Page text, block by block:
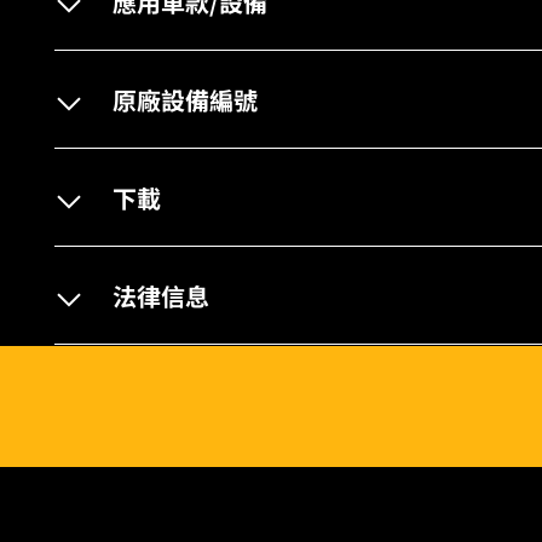
原廠設備編號
下載
法律信息